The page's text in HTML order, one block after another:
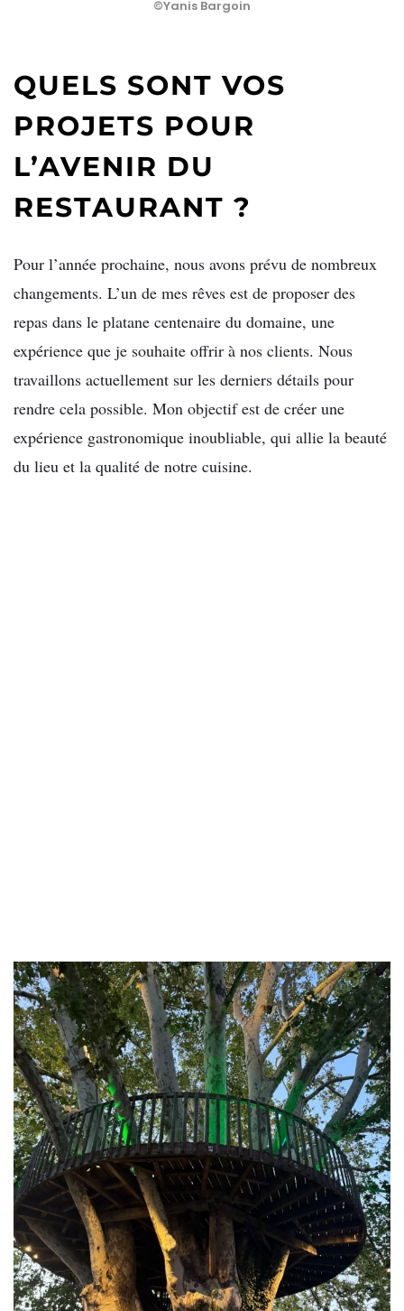
©Yanis Bargoin
QUELS SONT VOS
PROJETS POUR
L’AVENIR DU
RESTAURANT ?
Pour l’année prochaine, nous avons prévu de nombreux
changements. L’un de mes rêves est de proposer des
repas dans le platane centenaire du domaine, une
expérience que je souhaite offrir à nos clients. Nous
travaillons actuellement sur les derniers détails pour
rendre cela possible. Mon objectif est de créer une
expérience gastronomique inoubliable, qui allie la beauté
du lieu et la qualité de notre cuisine.